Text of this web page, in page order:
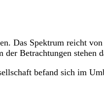
Das Spektrum reicht
Betrachtungen
befand sich im